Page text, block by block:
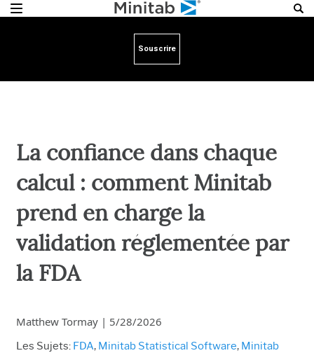
Souscrire
La confiance dans chaque
calcul : comment Minitab
prend en charge la
validation réglementée par
la FDA
Matthew Tormay | 5/28/2026
Les Sujets: FDA, Minitab Statistical Software, Minitab